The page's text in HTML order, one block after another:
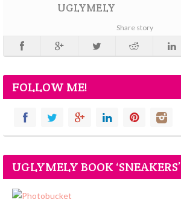
UGLYMELY
Share story
FOLLOW ME!
UGLYMELY BOOK ‘SNEAKERS’